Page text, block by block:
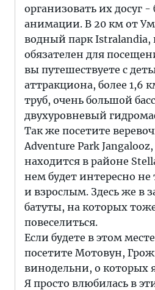
организовать их досуг -
анимации. В 20 км от
водный парк Istralandia,
обязателен для
вы путешествуете с
аттракциона, более 1,6
труб, очень большой
двухуровневый
Так же посетите
Adventure Park
находится в районе
нем будет интересно не
и взрослым. Здесь же в
батуты, на которых
повеселиться.
Если будете в этом
посетите Мотовун,
винодельни, о которых
Я просто влюбилась в